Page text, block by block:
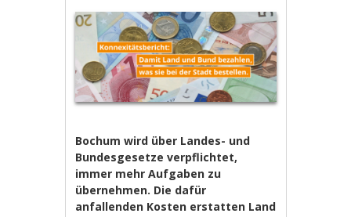
Bochum wird über Landes- und
Bundesgesetze verpflichtet,
immer mehr Aufgaben zu
übernehmen. Die dafür
anfallenden Kosten erstatten Land